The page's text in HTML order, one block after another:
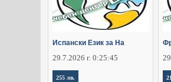
Испански Език за На
29.7.2026 г. 0:25:45
255 лв.